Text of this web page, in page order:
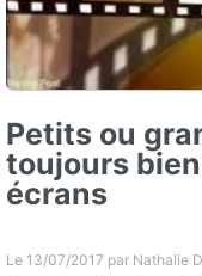
Petits ou
toujours
écrans
Le 13/07/2017 par Nathalie